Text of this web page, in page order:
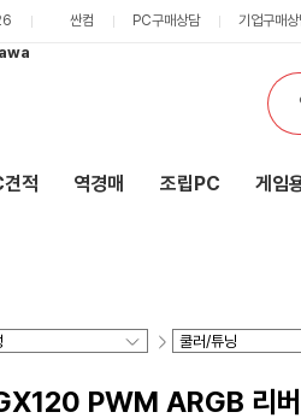
싼컴 PC구매상담 기업구매
적 역경매 조립PC 게임
PWM ARGB 리